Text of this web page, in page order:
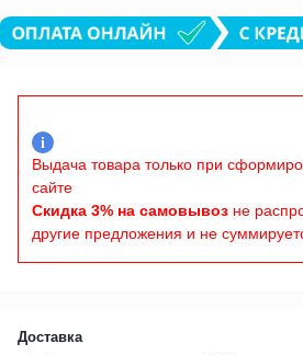
i
Выдача товара только при
сайте
Скидка 3% на самовывоз не
другие предложения и не
Доставка